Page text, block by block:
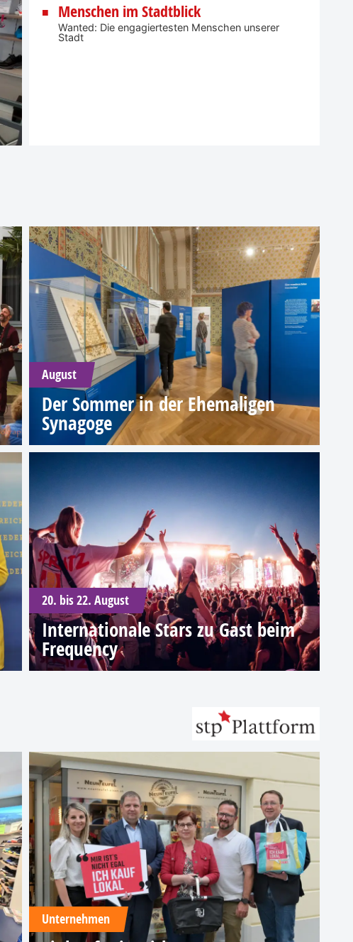
Menschen im Stadtblick
Wanted: Die engagiertesten Menschen unserer
Stadt
August
Der Sommer in der Ehemaligen
Synagoge
20. bis 22. August
Internationale Stars zu Gast beim
Frequency
Unternehmen